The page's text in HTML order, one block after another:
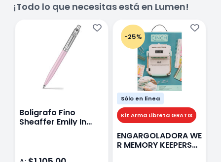
¡Todo lo que necesitas está en Lumen!
Boligrafo Fino
Sheaffer Emily In
-25%
Sólo en línea
Kit Arma Libreta GRATIS
ENGARGOLADORA WE
R MEMORY KEEPERS